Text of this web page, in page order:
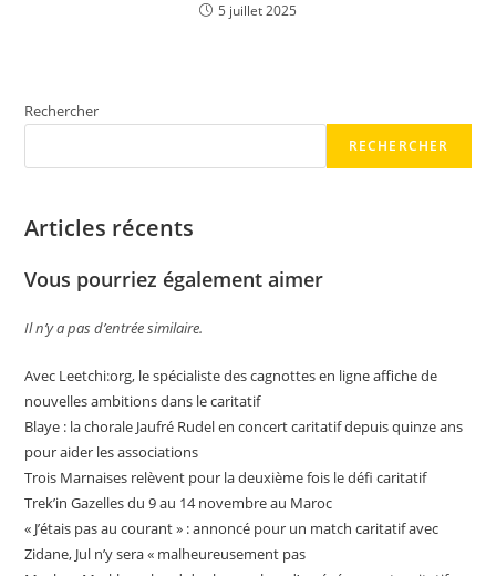
5 juillet 2025
Rechercher
RECHERCHER
Articles récents
Vous pourriez également aimer
Il n’y a pas d’entrée similaire.
Avec Leetchi:org, le spécialiste des cagnottes en ligne affiche de
nouvelles ambitions dans le caritatif
Blaye : la chorale Jaufré Rudel en concert caritatif depuis quinze ans
pour aider les associations
Trois Marnaises relèvent pour la deuxième fois le défi caritatif
Trek’in Gazelles du 9 au 14 novembre au Maroc
« J’étais pas au courant » : annoncé pour un match caritatif avec
Zidane, Jul n’y sera « malheureusement pas